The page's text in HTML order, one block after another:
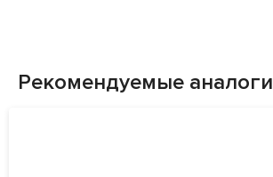
Рекомендуемые аналоги